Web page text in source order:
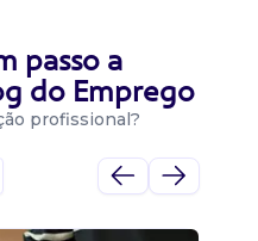
passo a
do Emprego
profissional?